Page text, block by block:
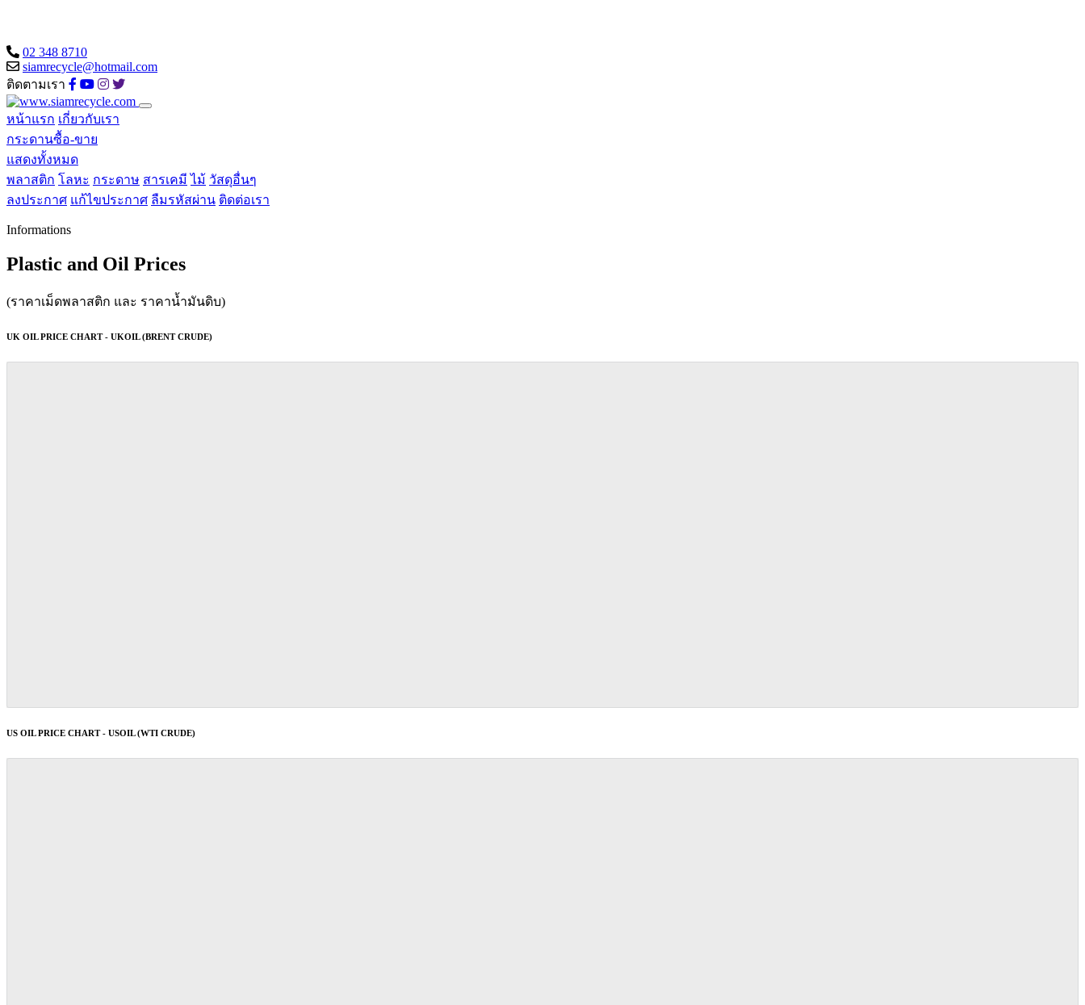
02 348 8710
siamrecycle@hotmail.com
ติดตามเรา
หน้าแรก เกี่ยวกับเรา
กระดานซื้อ-ขาย
แสดงทั้งหมด
พลาสติก โลหะ กระดาษ สารเคมี ไม้ วัสดุอื่นๆ
ลงประกาศ แก้ไขประกาศ ลืมรหัสผ่าน ติดต่อเรา
Informations
Plastic and Oil Prices
(ราคาเม็ดพลาสติก และ ราคาน้ำมันดิบ)
UK OIL PRICE CHART - UKOIL (BRENT CRUDE)
US OIL PRICE CHART - USOIL (WTI CRUDE)